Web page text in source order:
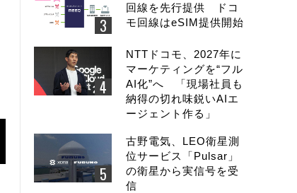
回線を先行提供 ドコ
モ回線はeSIM提供開始
NTTドコモ、2027年に
マーケティングを“フル
AI化”へ 「現場社員も
納得の切れ味鋭いAIエ
ージェント作る」
古野電気、LEO衛星測
位サービス「Pulsar」
の衛星から実信号を受
信